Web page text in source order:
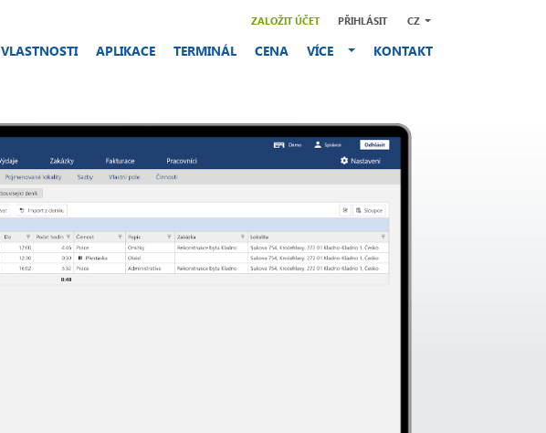
ZALOŽIT ÚČET PŘIHLÁSIT CZ
VLASTNOSTI APLIKACE TERMINÁL CENA VÍCE KONTAKT